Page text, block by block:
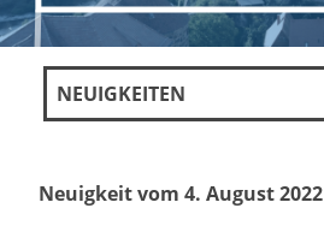
NEUIGKEITEN
Neuigkeit vom 4. August 2022